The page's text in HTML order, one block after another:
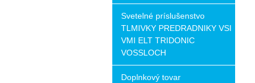
Svetelné príslušenstvo
TLMIVKY PREDRADNIKY VSI
VMI ELT TRIDONIC
VOSSLOCH
Doplnkový tovar